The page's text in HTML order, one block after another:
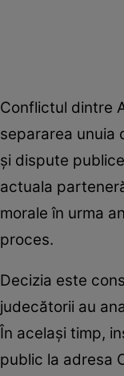
Conflictul dintre
separarea unuia
și dispute
actuala
morale în urma
proces.
Decizia este
judecătorii au
În același timp,
public la adresa